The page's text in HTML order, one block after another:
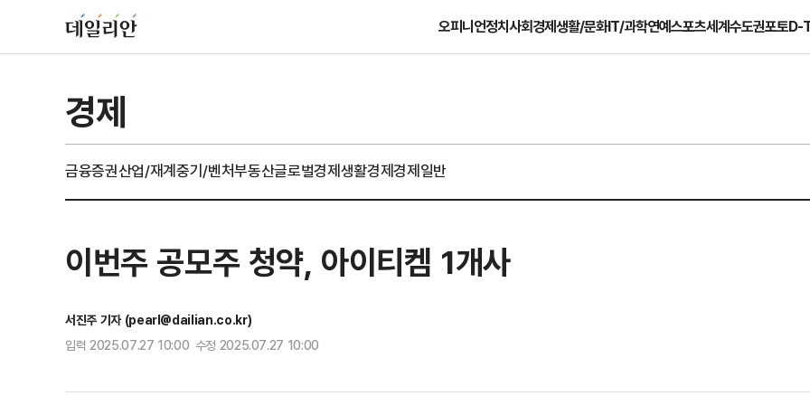
오피니언정치사회경제생활/문화IT/과학연예스포츠세계수도권포토D-
경제
금융증권산업/재계중기/벤처부동산글로벌경제생활경제경제일반
이번주 공모주 청약, 아이티켐 1개사
서진주 기자 (pearl@dailian.co.kr)
입력 2025.07.27 10:00 수정 2025.07.27 10:00